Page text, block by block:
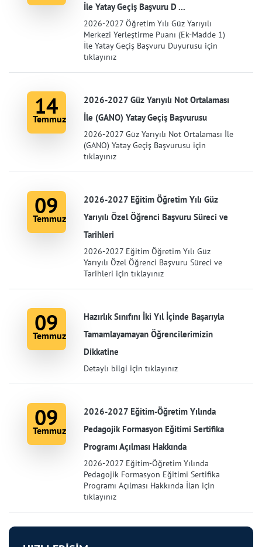
İle Yatay Geçiş Başvuru D ...
2026-2027 Öğretim Yılı Güz Yarıyılı
Merkezi Yerleştirme Puanı (Ek-Madde 1)
İle Yatay Geçiş Başvuru Duyurusu için
tıklayınız
14
Temmuz
2026-2027 Güz Yarıyılı Not Ortalaması
İle (GANO) Yatay Geçiş Başvurusu
2026-2027 Güz Yarıyılı Not Ortalaması İle
(GANO) Yatay Geçiş Başvurusu için
tıklayınız
09
Temmuz
2026-2027 Eğitim Öğretim Yılı Güz
Yarıyılı Özel Öğrenci Başvuru Süreci ve
Tarihleri
2026-2027 Eğitim Öğretim Yılı Güz
Yarıyılı Özel Öğrenci Başvuru Süreci ve
Tarihleri için tıklayınız
09
Temmuz
Hazırlık Sınıfını İki Yıl İçinde Başarıyla
Tamamlayamayan Öğrencilerimizin
Dikkatine
Detaylı bilgi için tıklayınız
09
Temmuz
2026-2027 Eğitim-Öğretim Yılında
Pedagojik Formasyon Eğitimi Sertifika
Programı Açılması Hakkında
2026-2027 Eğitim-Öğretim Yılında
Pedagojik Formasyon Eğitimi Sertifika
Programı Açılması Hakkında İlan için
tıklayınız